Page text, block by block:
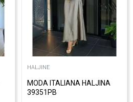
HALJINE
MODA ITALIANA HALJINA
39351PB